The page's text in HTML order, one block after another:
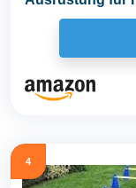
Hundetunnel...
4